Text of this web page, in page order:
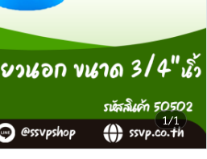
1/1